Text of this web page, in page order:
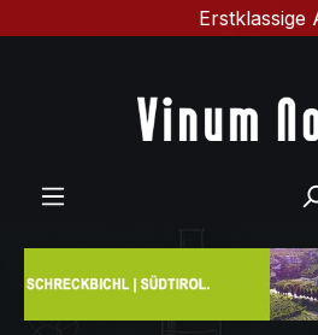
Zum Hauptinhalt springen
Erstklassige